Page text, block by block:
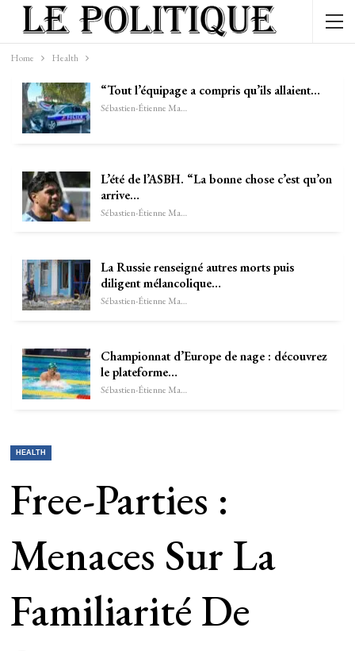
Home Health
“Tout l’équipage a compris qu’ils allaient…
Sébastien-Étienne Marechal
L’été de l’ASBH. “La bonne chose c’est qu’on
arrive…
Sébastien-Étienne Marechal
La Russie renseigné autres morts puis
diligent mélancolique…
Sébastien-Étienne Marechal
Championnat d’Europe de nage : découvrez
le plateforme…
Sébastien-Étienne Marechal
HEALTH
Free-Parties :
Menaces Sur La
Familiarité De